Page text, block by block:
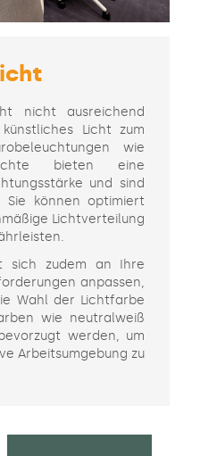
nicht ausreichend
Licht zum
wie
bieten eine
und sind
Sie können optimiert
Lichtverteilung
sich zudem an Ihre
anpassen,
Wahl der Lichtfarbe
wie neutralweiß
werden, um
Arbeitsumgebung zu